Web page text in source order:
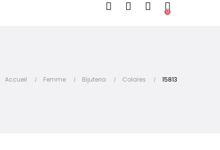
0
Accueil Femme Bijuteria Colares 15813